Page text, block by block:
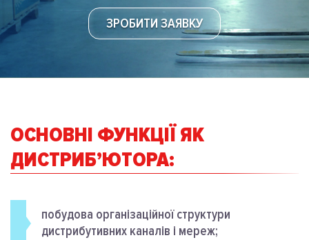
ЗРОБИТИ ЗАЯВКУ
ОСНОВНІ ФУНКЦІЇ ЯК
ДИСТРИБ’ЮТОРА:
побудова організаційної структури
дистрибутивних каналів і мереж;